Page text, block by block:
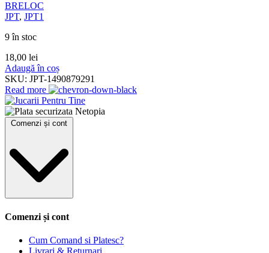
BRELOC
JPT, JPT1
9 în stoc
18,00 lei
Adaugă în coș
SKU: JPT-1490879291
Read more
Comenzi și cont
Comenzi și cont
Cum Comand si Platesc?
Livrari & Returnari